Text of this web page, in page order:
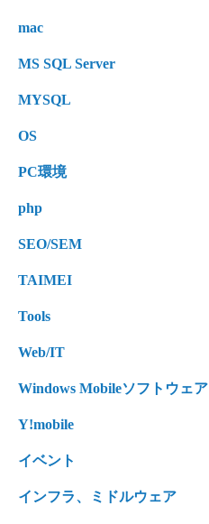
mac
MS SQL Server
MYSQL
OS
PC環境
php
SEO/SEM
TAIMEI
Tools
Web/IT
Windows Mobileソフトウェア
Y!mobile
イベント
インフラ、ミドルウェア